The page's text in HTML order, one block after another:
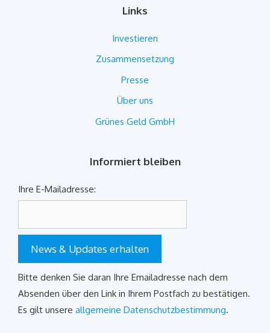
Links
Investieren
Zusammensetzung
Presse
Über uns
Grünes Geld GmbH
Informiert bleiben
Ihre E-Mailadresse:
News & Updates erhalten
Bitte denken Sie daran Ihre Emailadresse nach dem
Absenden über den Link in Ihrem Postfach zu bestätigen.
Es gilt unsere allgemeine Datenschutzbestimmung.